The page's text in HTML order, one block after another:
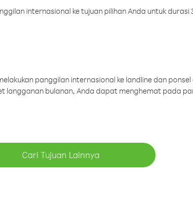
internasional ke tujuan pilihan Anda untuk
panggilan internasional ke landline dan
langganan bulanan, Anda dapat menghemat pada
Cari Tujuan Lainnya